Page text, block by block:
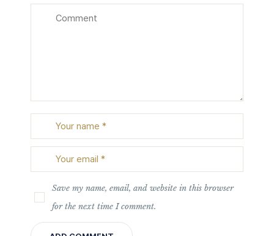
Save my name, email, and website in this browser
for the next time I comment.